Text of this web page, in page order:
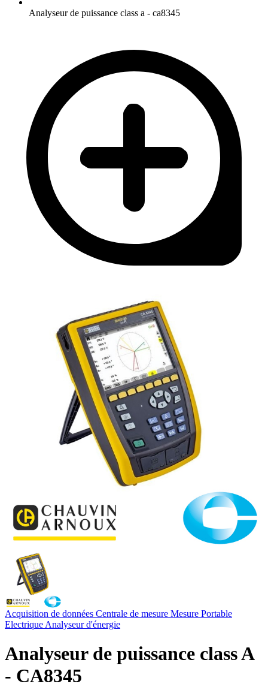
Analyseur de puissance class a - ca8345
Acquisition de données Centrale de mesure Mesure Portable
Electrique Analyseur d'énergie
Analyseur de puissance class A
- CA8345